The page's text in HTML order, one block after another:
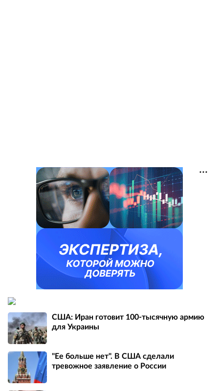
США: Иран готовит 100-тысячную армию
для Украины
"Ее больше нет". В США сделали
тревожное заявление о России